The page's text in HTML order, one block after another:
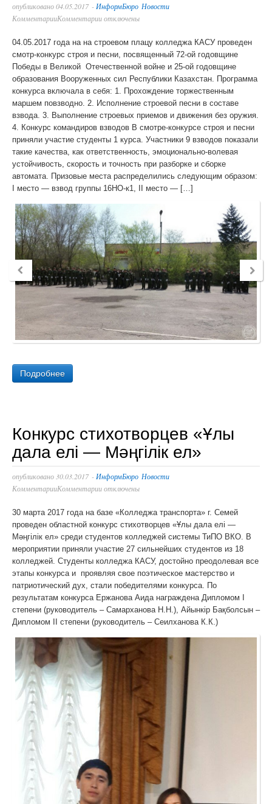
опубликовано04.05.2017 - ИнформБюро Новости
КомментарииКомментарии отключены
04.05.2017 года на на строевом плацу колледжа КАСУ проведен
смотр-конкурс строя и песни, посвященный 72-ой годовщине
Победы в Великой Отечественной войне и 25-ой годовщине
образования Вооруженных сил Республики Казахстан. Программа
конкурса включала в себя: 1. Прохождение торжественным
маршем повзводно. 2. Исполнение строевой песни в составе
взвода. 3. Выполнение строевых приемов и движения без оружия.
4. Конкурс командиров взводов В смотре-конкурсе строя и песни
приняли участие студенты 1 курса. Участники 9 взводов показали
такие качества, как ответственность, эмоционально-волевая
устойчивость, скорость и точность при разборке и сборке
автомата. Призовые места распределились следующим образом:
І место — взвод группы 16НО-к1, ІІ место — […]
Подробнее
Конкурс стихотворцев «Ұлы
дала елі — Мәңгілік ел»
опубликовано 30.03.2017 - ИнформБюро Новости
КомментарииКомментарии отключены
30 марта 2017 года на базе «Колледжа транспорта» г. Семей
проведен областной конкурс стихотворцев «Ұлы дала елі —
Мәңгілік ел» среди студентов колледжей системы ТиПО ВКО. В
мероприятии приняли участие 27 сильнейших студентов из 18
колледжей. Студенты колледжа КАСУ, достойно преодолевая все
этапы конкурса и проявляя свое поэтическое мастерство и
патриотический дух, стали победителями конкурса. По
результатам конкурса Ержанова Аида награждена Дипломом І
степени (руководитель – Самарханова Н.Н.), Айынкір Бақболсын –
Дипломом ІІ степени (руководитель – Сеилханова К.К.)